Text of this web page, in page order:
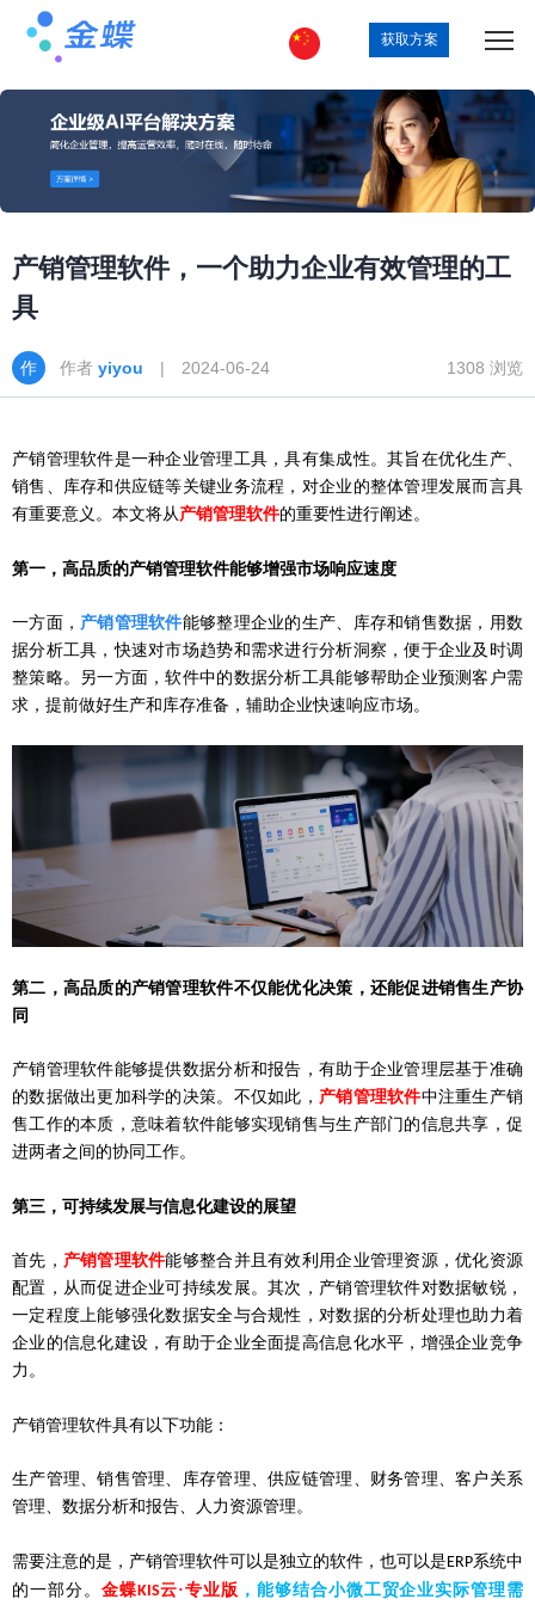
获取方案
产销管理软件，一个助力企业有效管理的工
具
作者 yiyou | 2024-06-24 1308 浏览
产销管理软件是一种企业管理工具，具有集成性。其旨在优化生产、
销售、库存和供应链等关键业务流程，对企业的整体管理发展而言具
有重要意义。本文将从 产销管理软件的重要性进行阐述。
第一， 高品质的产销管理软件能够增强市场响应速度
一方面， 产销管理软件能够整理企业的生产、库存和销售数据，用数
据分析工具，快速对市场趋势和需求进行分析洞察，便于企业及时调
整策略。另一方面，软件中的数据分析工具能够帮助企业预测客户需
求，提前做好生产和库存准备，辅助企业快速响应市场。
第二， 高品质的产销管理软件不仅能优化决策，还能促进销售生产协
同
产销管理软件能够提供数据分析和报告，有助于企业管理层基于准确
的数据做出更加科学的决策。不仅如此， 产销管理软件中注重生产销
售工作的本质，意味着软件能够实现销售与生产部门的信息共享，促
进两者之间的协同工作。
第三， 可持续发展与信息化建设的展望
首先， 产销管理软件能够整合并且有效利用企业管理资源，优化资源
配置，从而促进企业可持续发展。其次，产销管理软件对数据敏锐，
一定程度上能够强化数据安全与合规性，对数据的分析处理也助力着
企业的信息化建设，有助于企业全面提高信息化水平，增强企业竞争
力。
产销管理软件具有以下功能：
生产管理、销售管理、库存管理、供应链管理、财务管理、客户关系
管理、数据分析和报告、人力资源管理。
需要注意的是，产销管理软件可以是独立的软件，也可以是ERP系统中
的一部分。 金蝶KIS云·专业版 ，能够结合小微工贸企业实际管理需